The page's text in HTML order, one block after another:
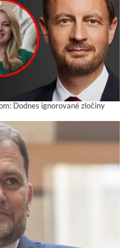
Dodnes ignorované zločiny